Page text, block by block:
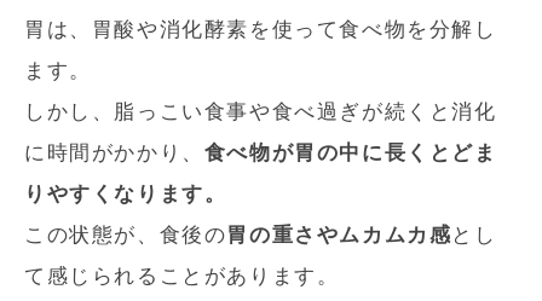
胃は、胃酸や消化酵素を使って食べ物を分解し
ます。
しかし、脂っこい食事や食べ過ぎが続くと消化
に時間がかかり、 食べ物が胃の中に長くとどま
りやすくなります。
この状態が、食後の胃の重さやムカムカ感とし
て感じられることがあります。